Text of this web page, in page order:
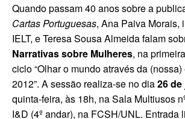
Quando passam 40 anos sobre a
Cartas Portuguesas, Ana Paiva Morais,
IELT, e Teresa Sousa Almeida falam
Narrativas sobre Mulheres, na
ciclo “Olhar o mundo através da
2012”. A sessão realiza-se no dia26
quinta-feira, às 18h, na Sala Multiusos
I&D (4º andar), na FCSH/UNL. Entrada